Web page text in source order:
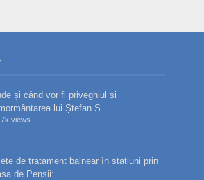
și când vor fi priveghiul și
lui Ștefan S...
views
de tratament balnear în stațiuni prin
de Pensii:...